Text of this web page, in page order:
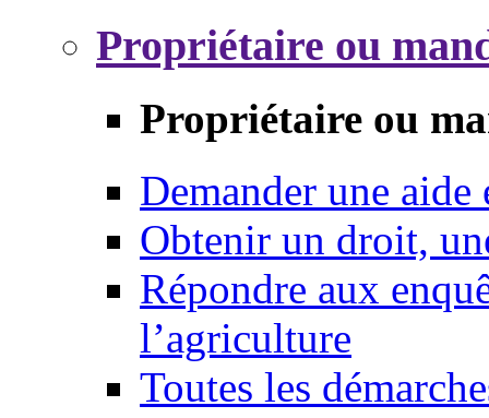
Propriétaire ou
Propriétaire ou
Demander une aide
Obtenir un droit,
Répondre aux
l’agriculture
Toutes les